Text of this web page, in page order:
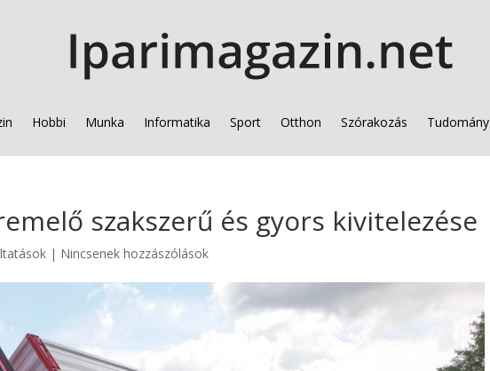
Hobbi Munka Informatika Sport Otthon Szórakozás Tudomány
szakszerű és gyors kivitelezése
| Nincsenek hozzászólások